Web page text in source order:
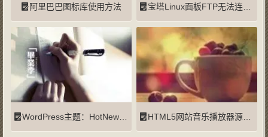
阿里巴巴图标库使用方法 宝塔Linux面板FTP无法连接的解决办法
WordPress主题：HotNews Pro2.72 HTML5网站音乐播放器源代码